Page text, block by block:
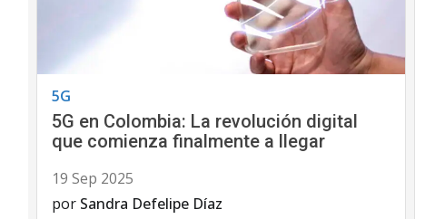
5G
5G en Colombia: La revolución digital
que comienza finalmente a llegar
19 Sep 2025
por Sandra Defelipe Díaz